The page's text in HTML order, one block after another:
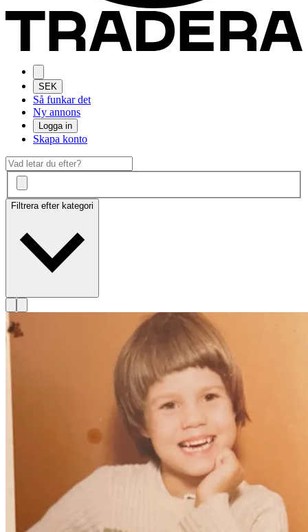
SEK
Så funkar det
Ny annons
Logga in
Skapa konto
Filtrera efter kategori